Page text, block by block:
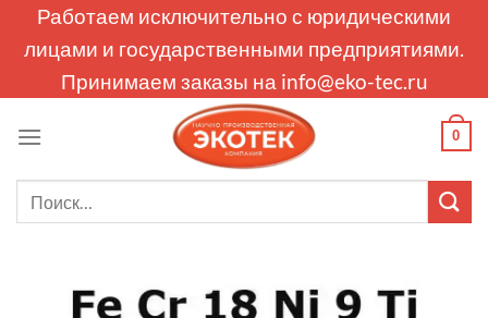
Работаем исключительно с юридическими
лицами и государственными предприятиями.
Принимаем заказы на info@eko-tec.ru
0